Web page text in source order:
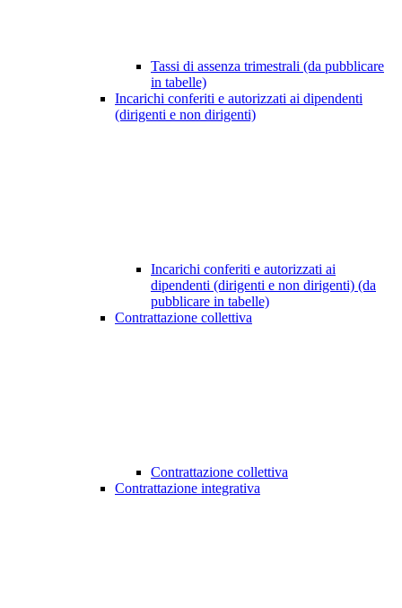
Tassi di assenza trimestrali (da pubblicare
in tabelle)
Incarichi conferiti e autorizzati ai dipendenti
(dirigenti e non dirigenti)
Incarichi conferiti e autorizzati ai
dipendenti (dirigenti e non dirigenti) (da
pubblicare in tabelle)
Contrattazione collettiva
Contrattazione collettiva
Contrattazione integrativa